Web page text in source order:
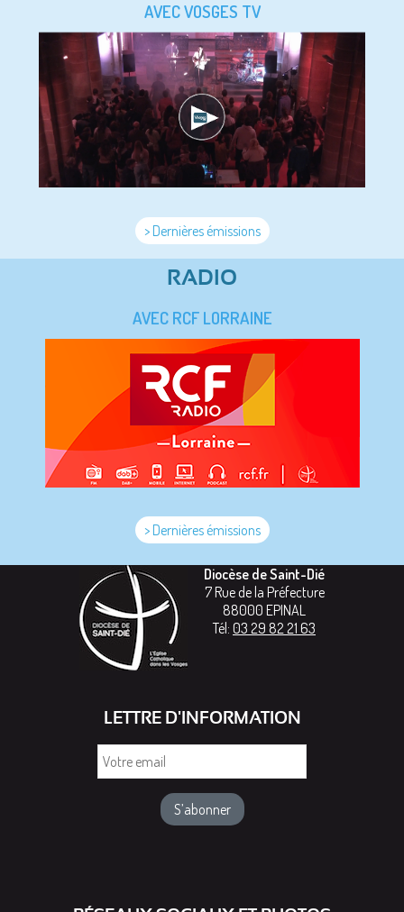
AVEC VOSGES TV
> Dernières émissions
RADIO
AVEC RCF LORRAINE
> Dernières émissions
Diocèse de Saint-Dié
7 Rue de la Préfecture
88000 EPINAL
Tél: 03 29 82 21 63
LETTRE D'INFORMATION